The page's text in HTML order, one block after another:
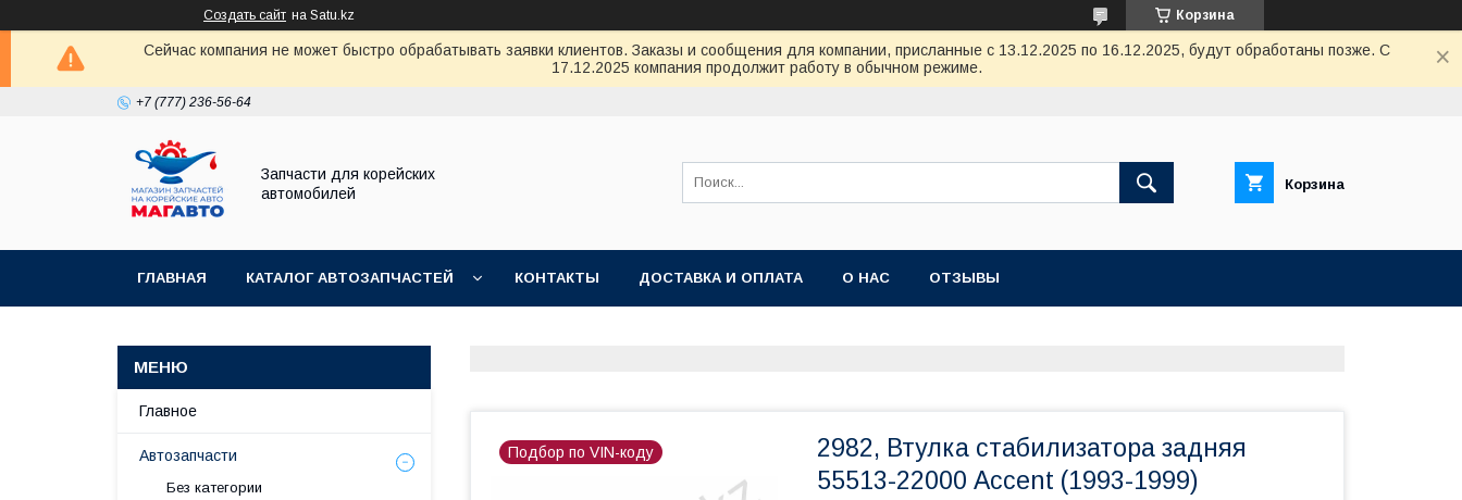
Создать сайт на Satu.kz Корзина
Сейчас компания не может быстро обрабатывать заявки клиентов. Заказы и сообщения для компании, присланные с 13.12.2025 по 16.12.2025, будут обработаны позже. С
17.12.2025 компания продолжит работу в обычном режиме.
+7 (777) 236-56-64
Запчасти для корейских
автомобилей
Корзина
ГЛАВНАЯ КАТАЛОГ АВТОЗАПЧАСТЕЙ КОНТАКТЫ ДОСТАВКА И ОПЛАТА О НАС ОТЗЫВЫ
Подбор по VIN-коду
2982, Втулка стабилизатора задняя
55513-22000 Accent (1993-1999)
Главное
Автозапчасти
Без категории